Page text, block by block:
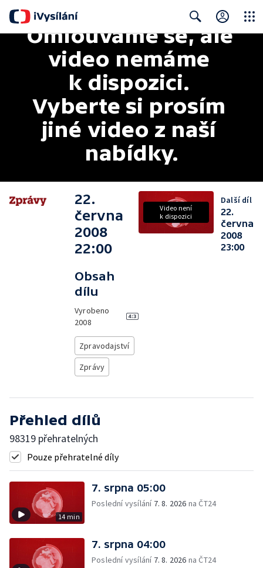
Search
Omlouváme se, ale
video nemáme
k dispozici.
Vyberte si prosím
jiné video z naší
nabídky.
22.
června
2008
22:00
Obsah
dílu
Vyrobeno
2008
Zpravodajství
Zprávy
Video není
k dispozici
Další díl
22.
června
2008
23:00
Přehled dílů
98319 přehratelných
Pouze přehratelné díly
14 min
7. srpna 05:00
Poslední vysílání 7. 8. 2026 na ČT24
7. srpna 04:00
Poslední vysílání 7. 8. 2026 na ČT24